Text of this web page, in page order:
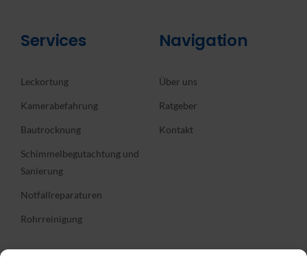
Services
Leckortung
Kamerabefahrung
Bautrocknung
Schimmelbegutachtung und
Sanierung
Notfallreparaturen
Rohrreinigung
Navigation
Über uns
Ratgeber
Kontakt